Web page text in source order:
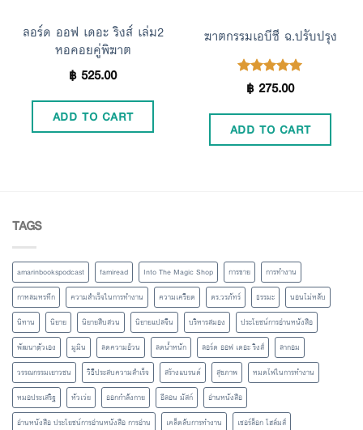
ลอร์ด ออฟ เดอะ ริงส์ เล่ม2
หอคอยคู่พิฆาต
฿525.00
ADD TO CART
ฆาตกรรมเอบีซี ฉ.ปรับปรุง
Rated5.00
฿275.00
ADD TO CART
TAGS
amarinbookspodcast famiread Into The Magic Shop การขาย
การทำงาน
กาหลมหรทึก
ความสำเร็จในการทำงาน ความเครียด ดร.วรภัทร์ ธรรมะ
นอนไม่หลับ
นิทาน
นิยาย นิยายสืบสวน นิยายแปลจีน บริหารสมอง
ประโยชน์การอ่านหนังสือ
พัฒนาตัวเอง
มูมิน ลดความอ้วน ลดน้ำหนัก ลอร์ด ออฟ เดอะ ริงส์
ลากอม
วรรณกรรมเยาวชน
วิธีประสบความสำเร็จ สร้างแบรนด์ สุขภาพ
หมดไฟในการทำงาน
หมอประเสริฐ
หัวเว่ย ออกกำลังกาย อีลอน มัสก์
อ่านหนังสือ
อ่านหนังสือ ประโยชน์การอ่านหนังสือ การอ่าน
เคล็ดลับการทำงาน
เชอร์ล็อก โฮล์มส์